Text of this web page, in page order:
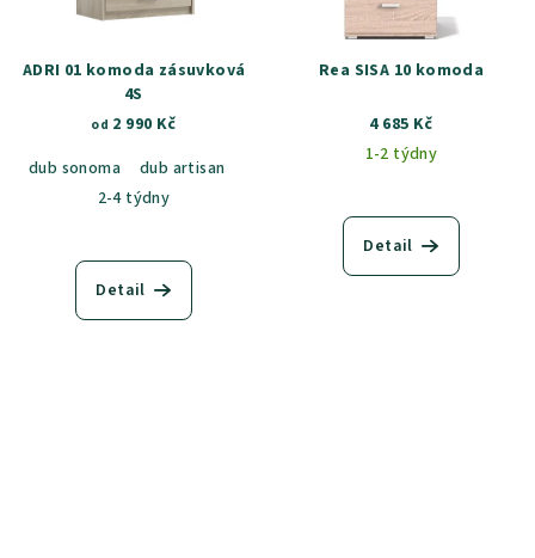
ADRI 01 komoda zásuvková
4S
od 2 990 Kč
dub sonoma
dub artisan
2-4 týdny
Detail
Rea SISA 10 komoda
4 685 Kč
1-2 týdny
Detail